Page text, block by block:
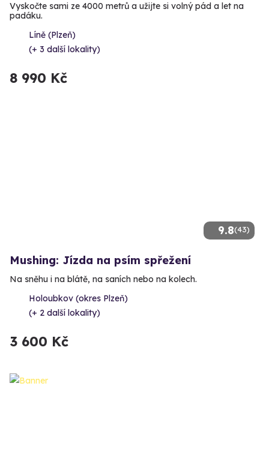
Vyskočte sami ze 4000 metrů a užijte si volný pád a let na
padáku.
Líně (Plzeň)
(+ 3 další lokality)
8 990 Kč
9.8(43)
Mushing: Jízda na psím spřežení
Na sněhu i na blátě, na saních nebo na kolech.
Holoubkov (okres Plzeň)
(+ 2 další lokality)
3 600 Kč